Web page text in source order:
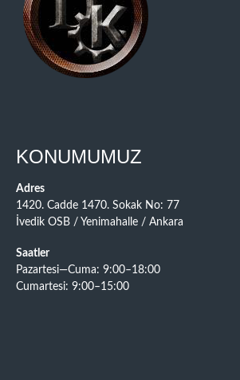
KONUMUMUZ
Adres
1420. Cadde 1470. Sokak No: 77
İvedik OSB / Yenimahalle / Ankara
Saatler
Pazartesi—Cuma: 9:00–18:00
Cumartesi: 9:00–15:00